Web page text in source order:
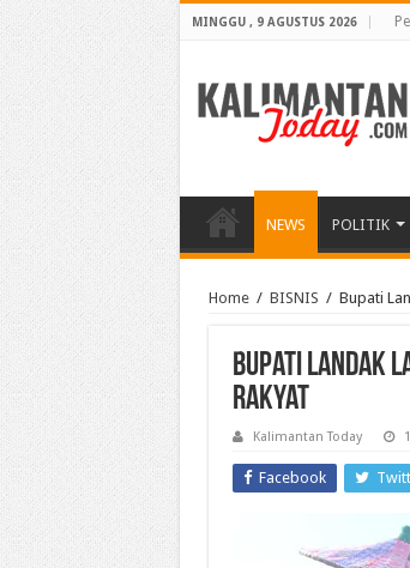
MINGGU , 9 AGUSTUS 2026
NEWS POLITIK
Home / BISNIS / Bupati
Bupati Landak
Rakyat
Kalimantan Today
Facebook